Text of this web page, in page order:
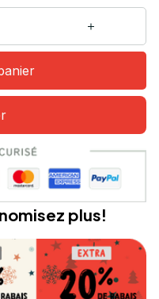
plus!